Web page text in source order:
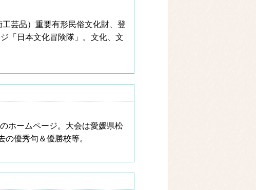
芸品）重要有形民俗文化財、登
「日本文化冒険隊」。文化、文
ホームページ。大会は愛媛県松
優秀句＆優勝校等。